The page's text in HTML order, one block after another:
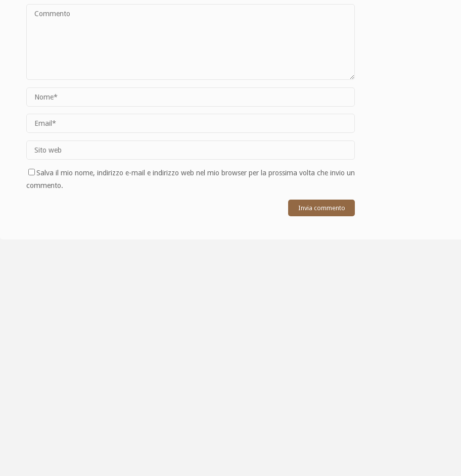
Salva il mio nome, indirizzo e-mail e indirizzo web nel mio browser per la prossima volta che invio un
commento.